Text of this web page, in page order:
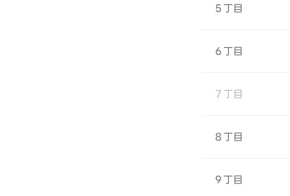
５丁目
６丁目
７丁目
８丁目
９丁目